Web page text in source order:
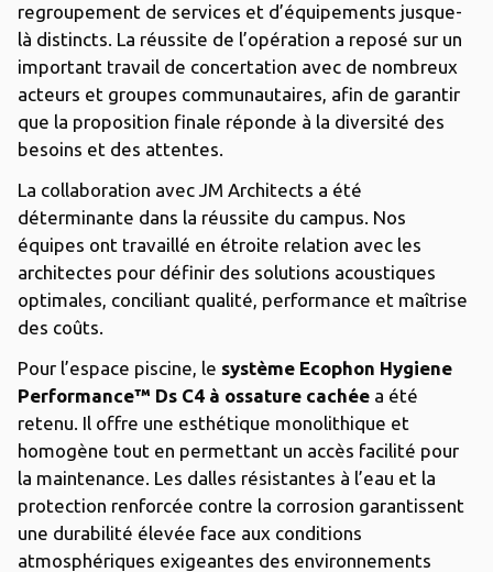
regroupement de services et d’équipements jusque-
là distincts. La réussite de l’opération a reposé sur un
important travail de concertation avec de nombreux
acteurs et groupes communautaires, afin de garantir
que la proposition finale réponde à la diversité des
besoins et des attentes.
La collaboration avec JM Architects a été
déterminante dans la réussite du campus. Nos
équipes ont travaillé en étroite relation avec les
architectes pour définir des solutions acoustiques
optimales, conciliant qualité, performance et maîtrise
des coûts.
Pour l’espace piscine, le système Ecophon Hygiene
Performance™ Ds C4 à ossature cachée a été
retenu. Il offre une esthétique monolithique et
homogène tout en permettant un accès facilité pour
la maintenance. Les dalles résistantes à l’eau et la
protection renforcée contre la corrosion garantissent
une durabilité élevée face aux conditions
atmosphériques exigeantes des environnements